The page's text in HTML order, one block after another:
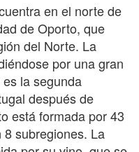
en el norte de
de Oporto, que
del Norte. La
por una gran
la segunda
después de
está formada por 43
subregiones. La